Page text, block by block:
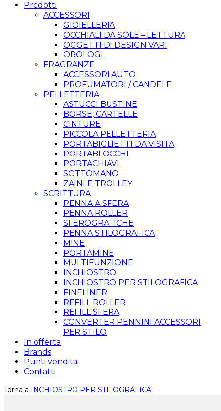
Prodotti
ACCESSORI
GIOIELLERIA
OCCHIALI DA SOLE – LETTURA
OGGETTI DI DESIGN VARI
OROLOGI
FRAGRANZE
ACCESSORI AUTO
PROFUMATORI / CANDELE
PELLETTERIA
ASTUCCI BUSTINE
BORSE, CARTELLE
CINTURE
PICCOLA PELLETTERIA
PORTABIGLIETTI DA VISITA
PORTABLOCCHI
PORTACHIAVI
SOTTOMANO
ZAINI E TROLLEY
SCRITTURA
PENNA A SFERA
PENNA ROLLER
SFEROGRAFICHE
PENNA STILOGRAFICA
MINE
PORTAMINE
MULTIFUNZIONE
INCHIOSTRO
INCHIOSTRO PER STILOGRAFICA
FINELINER
REFILL ROLLER
REFILL SFERA
CONVERTER PENNINI ACCESSORI
PER STILO
In offerta
Brands
Punti vendita
Contatti
Torna a INCHIOSTRO PER STILOGRAFICA